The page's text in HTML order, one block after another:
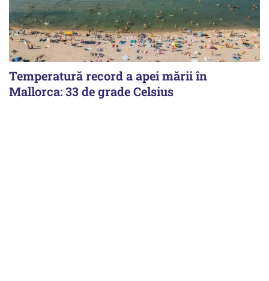
Temperatură record a apei mării în
Mallorca: 33 de grade Celsius